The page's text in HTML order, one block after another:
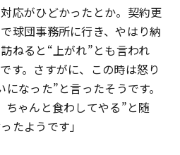
応がひどかったとか。契約更
球団事務所に行き、やはり納
ねると“上がれ”とも言われ
す。さすがに、この時は怒り
なった”と言ったそうです。
ちゃんと食わしてやる”と随
たようです」